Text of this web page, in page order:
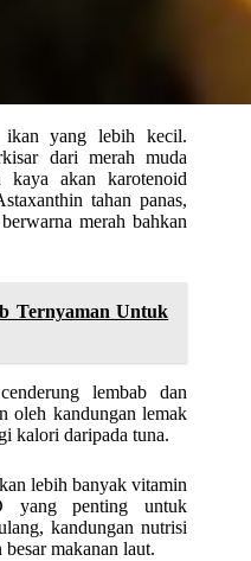
ikan yang lebih kecil.
dari merah muda
kaya akan karotenoid
tahan panas,
merah bahkan
Ternyaman Untuk
lembab dan
oleh kandungan lemak
kalori daripada tuna.
lebih banyak vitamin
yang penting untuk
kandungan nutrisi
makanan laut.